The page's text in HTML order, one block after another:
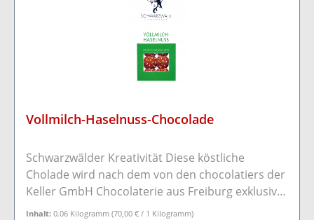
Fett - dav.ges.Fetts. Kohlenhydrate - davon
Vollmilch-Haselnuss-Chocolade
Schwarzwälder Kreativität Diese köstliche
Cholade wird nach dem von den chocolatiers der
Keller GmbH Chocolaterie aus Freiburg exklusiv
entwickelten "Frisch-Gegossen-Verfahren"
Inhalt: 0.06 Kilogramm (70,00 € / 1 Kilogramm)